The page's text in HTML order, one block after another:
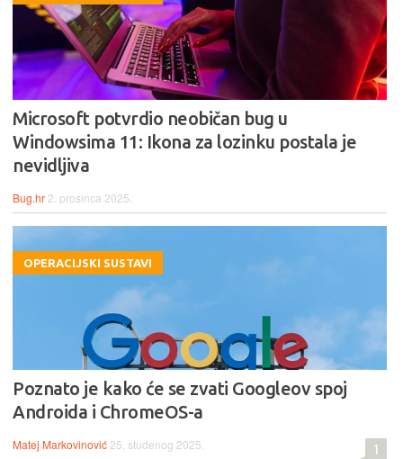
Microsoft potvrdio neobičan bug u
Windowsima 11: Ikona za lozinku postala je
nevidljiva
Bug.hr 2. prosinca 2025.
OPERACIJSKI SUSTAVI
Poznato je kako će se zvati Googleov spoj
Androida i ChromeOS-a
Matej Markovinović 25. studenog 2025. 1